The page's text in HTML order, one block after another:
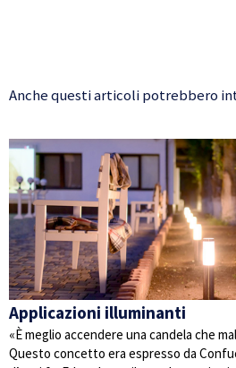
Anche questi articoli potrebbero
Applicazioni illuminanti
«È meglio accendere una candela che
Questo concetto era espresso da